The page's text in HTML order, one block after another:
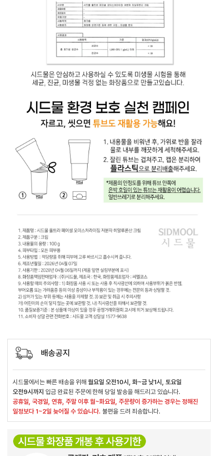
배송공지
시드물에서는 빠른 배송을 위해 월요일 오전10시, 화~금 낮1시, 토요일
오전9시까지 입금 완료된 주문에 한해 당일 발송을 해드리고 있습니다.
공휴일, 국경일, 연휴, 주말 이후 월~화요일, 주문량이 증가하는 경우는 정해진
일정보다 1~2일 늦어질 수 있습니다. 불편을 드려 죄송합니다.